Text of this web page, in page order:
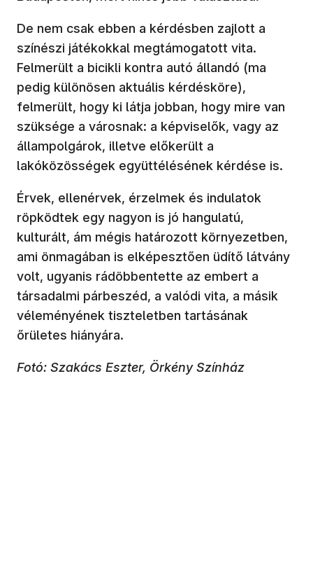
De nem csak ebben a kérdésben zajlott a
színészi játékokkal megtámogatott vita.
Felmerült a bicikli kontra autó állandó (ma
pedig különösen aktuális kérdésköre),
felmerült, hogy ki látja jobban, hogy mire van
szüksége a városnak: a képviselők, vagy az
állampolgárok, illetve előkerült a
lakóközösségek együttélésének kérdése is.
Érvek, ellenérvek, érzelmek és indulatok
röpködtek egy nagyon is jó hangulatú,
kulturált, ám mégis határozott környezetben,
ami önmagában is elképesztően üdítő látvány
volt, ugyanis rádöbbentette az embert a
társadalmi párbeszéd, a valódi vita, a másik
véleményének tiszteletben tartásának
őrületes hiányára.
Fotó: Szakács Eszter, Örkény Színház